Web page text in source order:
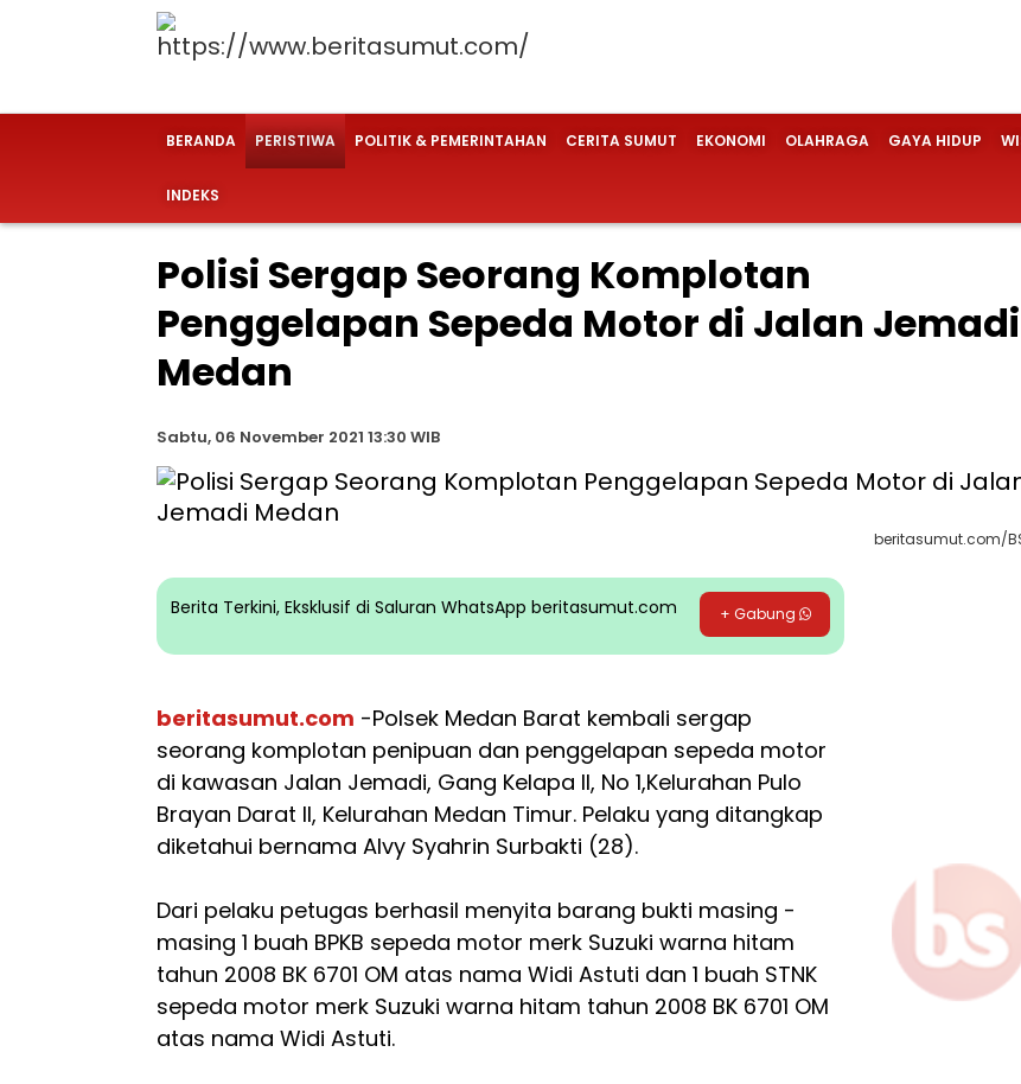
BERANDA PERISTIWA POLITIK & PEMERINTAHAN CERITA SUMUT EKONOMI OLAHRAGA GAYA HIDUP
INDEKS
Polisi Sergap Seorang Komplotan
Penggelapan Sepeda Motor di Jalan Jemadi
Medan
Sabtu, 06 November 2021 13:30 WIB
beritasumut.com/
Berita Terkini, Eksklusif di Saluran WhatsApp beritasumut.com + Gabung
beritasumut.com -Polsek Medan Barat kembali sergap
seorang komplotan penipuan dan penggelapan sepeda motor
di kawasan Jalan Jemadi, Gang Kelapa II, No 1,Kelurahan Pulo
Brayan Darat II, Kelurahan Medan Timur. Pelaku yang ditangkap
diketahui bernama Alvy Syahrin Surbakti (28).
Dari pelaku petugas berhasil menyita barang bukti masing -
masing 1 buah BPKB sepeda motor merk Suzuki warna hitam
tahun 2008 BK 6701 OM atas nama Widi Astuti dan 1 buah STNK
sepeda motor merk Suzuki warna hitam tahun 2008 BK 6701 OM
atas nama Widi Astuti.